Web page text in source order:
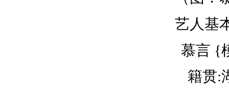
艺人基
慕言 {
籍贯: